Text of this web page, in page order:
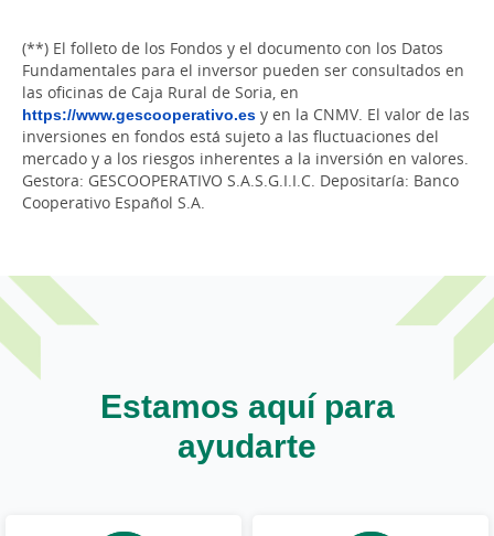
(**) El folleto de los Fondos y el documento con los Datos
Fundamentales para el inversor pueden ser consultados en
las oficinas de Caja Rural de Soria, en
https://www.gescooperativo.es y en la CNMV. El valor de las
inversiones en fondos está sujeto a las fluctuaciones del
mercado y a los riesgos inherentes a la inversión en valores.
Gestora: GESCOOPERATIVO S.A.S.G.I.I.C. Depositaría: Banco
Cooperativo Español S.A.
Estamos aquí para
ayudarte